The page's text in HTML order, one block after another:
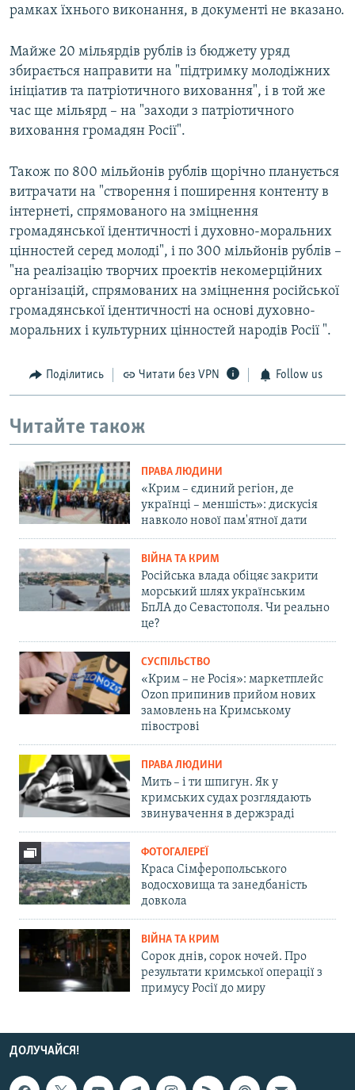
рамках їхнього виконання, в документі не вказано.
Майже 20 мільярдів рублів із бюджету уряд
збирається направити на "підтримку молодіжних
ініціатив та патріотичного виховання", і в той же
час ще мільярд – на "заходи з патріотичного
виховання громадян Росії".
Також по 800 мільйонів рублів щорічно планується
витрачати на "створення і поширення контенту в
інтернеті, спрямованого на зміцнення
громадянської ідентичності і духовно-моральних
цінностей серед молоді", і по 300 мільйонів рублів –
"на реалізацію творчих проектів некомерційних
організацій, спрямованих на зміцнення російської
громадянської ідентичності на основі духовно-
моральних і культурних цінностей народів Росії ".
Поділитись Читати без VPN Follow us
Читайте також
ПРАВА ЛЮДИНИ
«Крим – єдиний регіон, де
українці – меншість»: дискусія
навколо нової пам'ятної дати
ВІЙНА ТА КРИМ
Російська влада обіцяє закрити
морський шлях українським
БпЛА до Севастополя. Чи реально
це?
СУСПІЛЬСТВО
«Крим – не Росія»: маркетплейс
Ozon припинив прийом нових
замовлень на Кримському
півострові
ПРАВА ЛЮДИНИ
Мить – і ти шпигун. Як у
кримських судах розглядають
звинувачення в держзраді
ФОТОГАЛЕРЕЇ
Краса Сімферопольського
водосховища та занедбаність
довкола
ВІЙНА ТА КРИМ
Сорок днів, сорок ночей. Про
результати кримської операції з
примусу Росії до миру
ДОЛУЧАЙСЯ!